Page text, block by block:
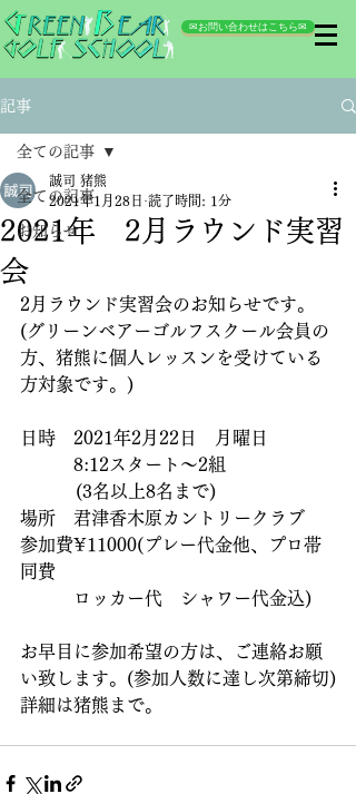
✉お問い合わせはこちら✉
記事
全ての記事
お知らせ
全ての記事
2021年 2月ラウンド実習
会
誠司 猪熊
2021年1月28日 読了時間: 1分
2月ラウンド実習会のお知らせです。
(グリーンベアーゴルフスクール会員の
方、猪熊に個人レッスンを受けている
方対象です。)
日時　2021年2月22日　月曜日
8:12スタート〜2組
          (3名以上8名まで)
場所　君津香木原カントリークラブ
参加費¥11000(プレー代金他、プロ帯
同費
ロッカー代　シャワー代金込)
お早目に参加希望の方は、ご連絡お願
い致します。(参加人数に達し次第締切)
詳細は猪熊まで。